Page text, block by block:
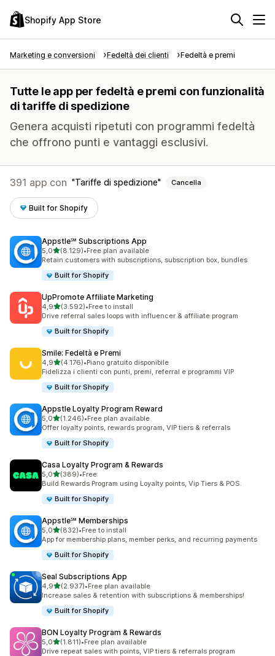
Shopify App Store
Marketing e conversioni Fedeltà dei clienti Fedeltà e premi
Tutte le app per fedeltà e premi con funzionalità
di tariffe di spedizione
Genera acquisti ripetuti con programmi fedeltà
che offrono punti e vantaggi esclusivi.
391 app con Tariffe di spedizione Cancella
Built for Shopify
Appstle℠ Subscriptions App
5,0stelle su 5
(8.129)
8129 recensioni totali
•Free plan available
Retain customers with subscriptions, subscription box, bundles
Built for Shopify
UpPromote Affiliate Marketing
4,9stelle su 5
(3.592)
3592 recensioni totali
•Free to install
Drive referral sales loops with influencer & affiliate program
Built for Shopify
Smile: Fedeltà e Premi
4,9stelle su 5
(4.176)
4176 recensioni totali
•Piano gratuito disponibile
Fidelizza i clienti con punti, premi, referral e programmi VIP
Built for Shopify
Appstle Loyalty Program Reward
5,0stelle su 5
(1.246)
1246 recensioni totali
•Free plan available
Offer loyalty points, rewards program, VIP tiers & referrals
Built for Shopify
Casa Loyalty Program & Rewards
5,0stelle su 5
(389)
389 recensioni totali
•Free
Build Rewards Program using Loyalty points, Vip Tiers & POS.
Built for Shopify
Appstle℠ Memberships
5,0stelle su 5
(832)
832 recensioni totali
•Free to install
App for membership plans, member perks, and recurring payments
Built for Shopify
Seal Subscriptions App
4,9stelle su 5
(2.937)
2937 recensioni totali
•Free plan available
Increase sales & retention with subscriptions & memberships!
Built for Shopify
BON Loyalty Program & Rewards
5,0stelle su 5
(1.811)
1811 recensioni totali
•Free plan available
Drive repeat sales with points, VIP tiers & referrals program